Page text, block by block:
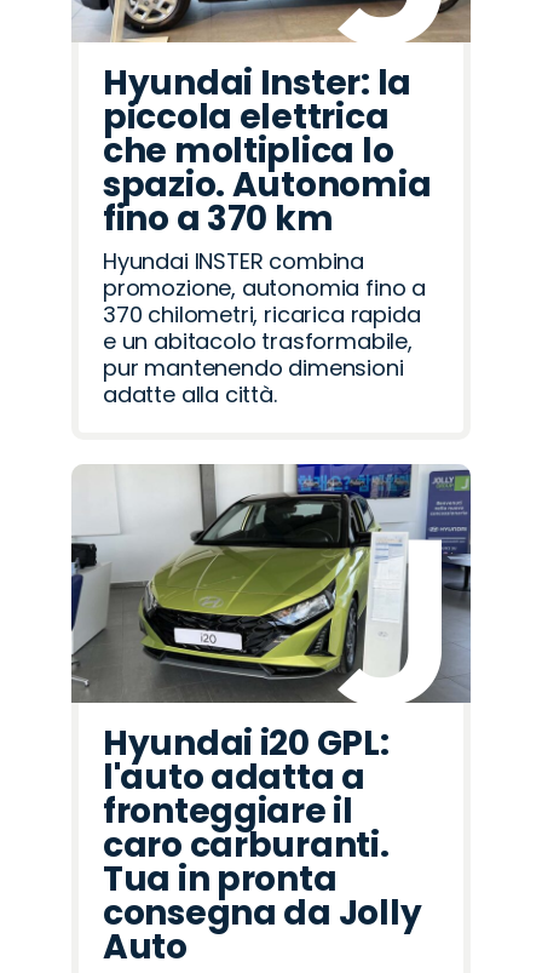
Hyundai Inster: la
piccola elettrica
che moltiplica lo
spazio. Autonomia
fino a 370 km
Hyundai INSTER combina
promozione, autonomia fino a
370 chilometri, ricarica rapida
e un abitacolo trasformabile,
pur mantenendo dimensioni
adatte alla città.
Hyundai i20 GPL:
l'auto adatta a
fronteggiare il
caro carburanti.
Tua in pronta
consegna da Jolly
Auto